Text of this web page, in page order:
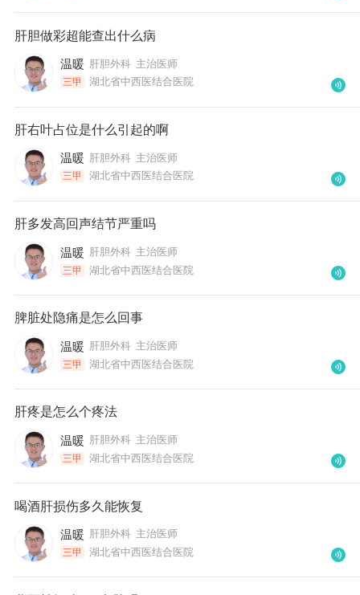
肝胆做彩超能查出什么病
温暖 肝胆外科 主治医师
三甲 湖北省中西医结合医院
肝右叶占位是什么引起的啊
温暖 肝胆外科 主治医师
三甲 湖北省中西医结合医院
肝多发高回声结节严重吗
温暖 肝胆外科 主治医师
三甲 湖北省中西医结合医院
脾脏处隐痛是怎么回事
温暖 肝胆外科 主治医师
三甲 湖北省中西医结合医院
肝疼是怎么个疼法
温暖 肝胆外科 主治医师
三甲 湖北省中西医结合医院
喝酒肝损伤多久能恢复
温暖 肝胆外科 主治医师
三甲 湖北省中西医结合医院